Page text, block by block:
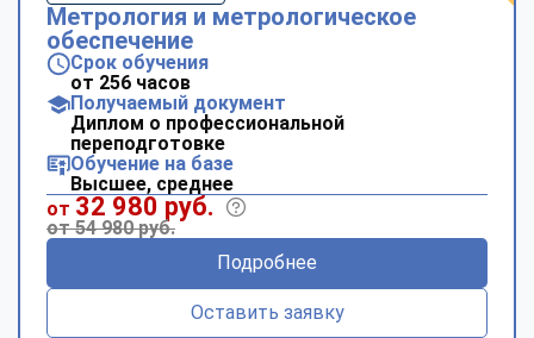
Метрология и метрологическое
обеспечение
Срок обучения
от 256 часов
Получаемый документ
Диплом о профессиональной
переподготовке
Обучение на базе
Высшее, среднее
от 32 980 руб.
от 54 980 руб.
Подробнее
Оставить заявку